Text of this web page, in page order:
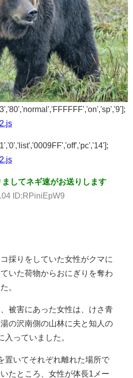
してネギ速がお送りします
ID:RPiniEpW9
採りをしていた女性がクマに
いた荷物からおにぎりを奪わ
。
被害にあった女性は、けさ青
の沢南側の山林に夫と知人の
入っていました。
置いてそれぞれ離れた場所で
たところ、女性が体長1メー